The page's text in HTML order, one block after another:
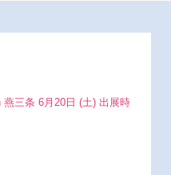
三条 6月20日 (土) 出展時